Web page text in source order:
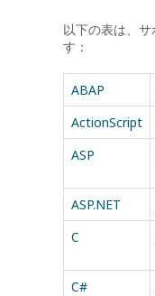
以下の表は、
す：
ABAP
ActionScript
ASP
ASP.NET
C
C#